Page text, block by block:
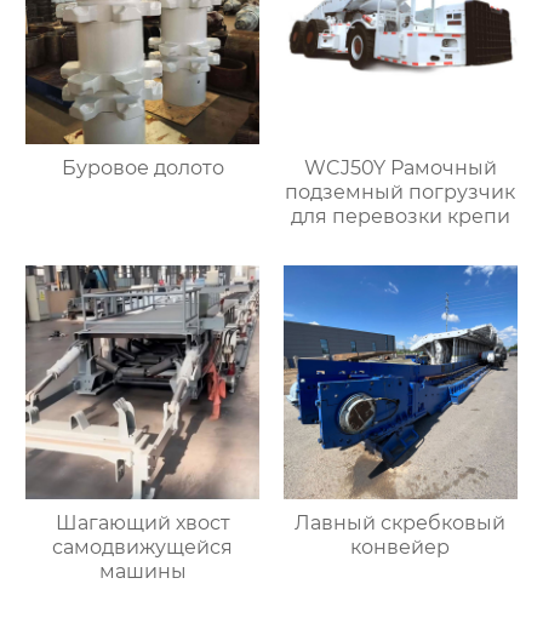
Буровое долото
WCJ50Y Рамочный
подземный погрузчик
для перевозки крепи
Шагающий хвост
самодвижущейся
машины
Лавный скребковый
конвейер